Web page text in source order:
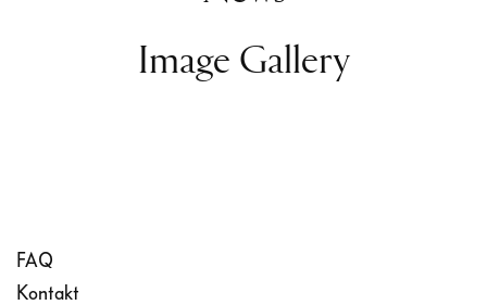
Image Gallery
FAQ
Kontakt